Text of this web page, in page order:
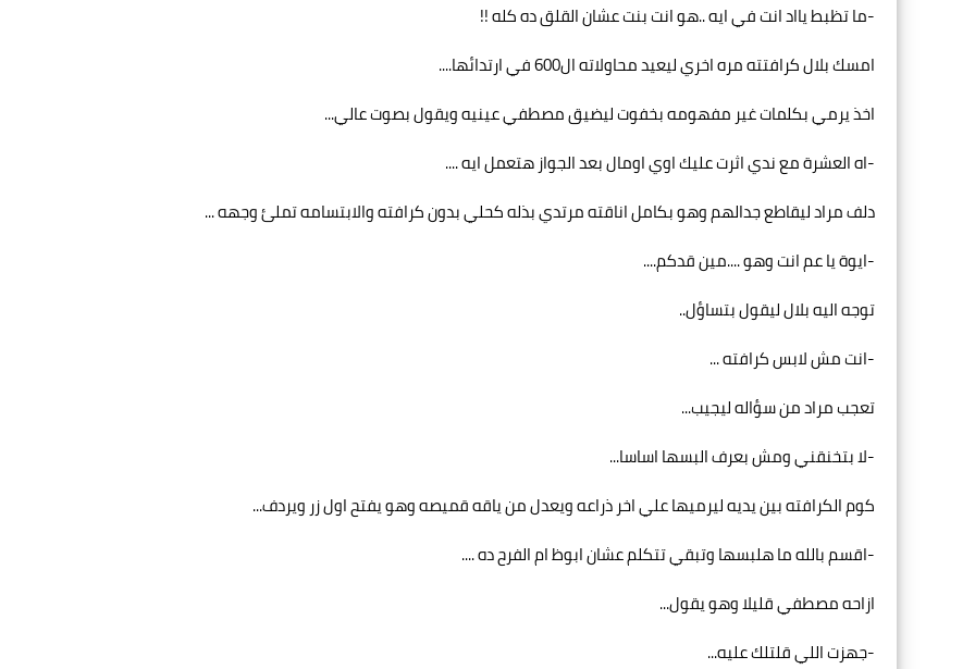
-ما تظبط يااد انت في ايه ..هو انت بنت عشان القلق ده كله !!
امسك بلال كرافتته مره اخري ليعيد محاولاته ال600 في ارتدائها....
اخذ يرمي بكلمات غير مفهومه بخفوت ليضيق مصطفي عينيه ويقول بصوت عالي...
-اه العشرة مع ندي اثرت عليك اوي اومال بعد الجواز هتعمل ايه ....
دلف مراد ليقاطع جدالهم وهو بكامل اناقته مرتدي بذله كحلي بدون كرافته والابتسامه تملئ وجهه ...
-ايوة يا عم انت وهو ....مين قدكم....
توجه اليه بلال ليقول بتساؤل..
-انت مش لابس كرافته ...
تعجب مراد من سؤاله ليجيب...
-لا بتخنقني ومش بعرف البسها اساسا...
كوم الكرافته بين يديه ليرميها علي اخر ذراعه ويعدل من ياقه قميصه وهو يفتح اول زر ويردف...
-اقسم بالله ما هلبسها وتبقي تتكلم عشان ابوظ ام الفرح ده ....
ازاحه مصطفي قليلا وهو يقول...
-جهزت اللي قلتلك عليه...